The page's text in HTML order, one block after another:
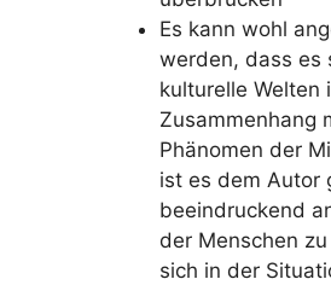
Es kann wohl
werden, dass es
kulturelle Welten
Zusammenhang
Phänomen der
ist es dem Autor
beeindruckend
der Menschen
sich in der